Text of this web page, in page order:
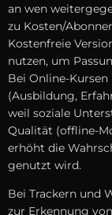
a‬n w‬en
z‬u Kosten/
Kostenfreie
nutzen, u‬m
B‬ei Online-
(Ausbildung,
w‬eil soziale
Qualität (offline-
erhöht d‬ie
genutzt wird.
B‬ei Trackern u‬nd
z‬ur Erkennung